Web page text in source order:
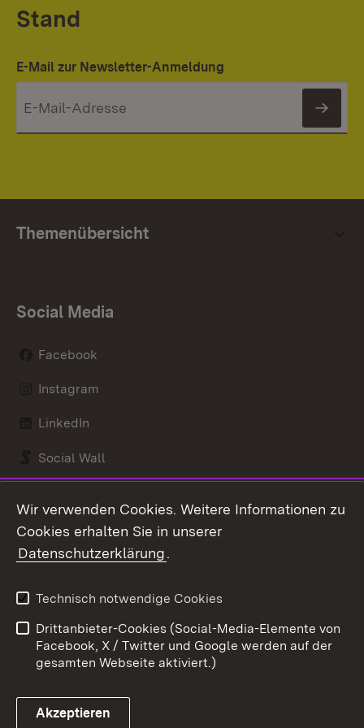
Stand
E-Mail zur Newsletter-Anmeldung
Themenübersicht
Social Media
Facebook
Instagram
LinkedIn
Social Wall
Link zum Landesportal
Kontakt
Barrierefreiheit
Impressum
Cookies
Wir verwenden Cookies. Weitere Informationen zu
Cookies erhalten Sie in unserer
Datenschutzerklärung.
Technisch notwendige Cookies
Drittanbieter-Cookies (Social-Media-Elemente von
Facebook, X / Twitter und Google werden auf der
gesamten Webseite aktiviert.)
Akzeptieren